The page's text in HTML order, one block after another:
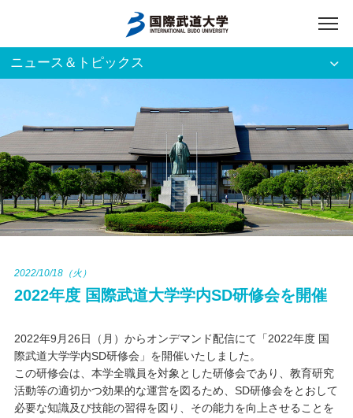
アクセス 入試資料請求
ご利用者別
ホーム
大学案内
資格・就職
キャンパスライフ
ニュース＆トピックス
2022/10/18（火）
2022年度 国際武道大学学内SD研修会を開催
2022年9月26日（月）からオンデマンド配信にて「2022年度 国
際武道大学学内SD研修会」を開催いたしました。
この研修会は、本学全職員を対象とした研修会であり、教育研究
活動等の適切かつ効果的な運営を図るため、SD研修会をとおして
必要な知識及び技能の習得を図り、その能力を向上させることを